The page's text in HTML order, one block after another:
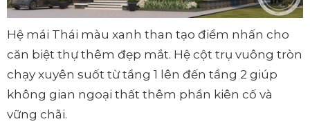
Hệ mái Thái màu xanh than tạo điểm nhấn cho
căn biệt thự thêm đẹp mắt. Hệ cột trụ vuông tròn
chạy xuyên suốt từ tầng 1 lên đến tầng 2 giúp
không gian ngoại thất thêm phần kiên cố và
vững chãi.